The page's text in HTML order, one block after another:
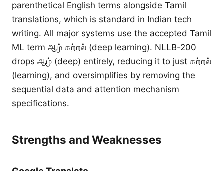
parenthetical English terms alongside Tamil
translations, which is standard in Indian tech
writing. All major systems use the accepted Tamil
ML term ஆழ் கற்றல் (deep learning). NLLB-200
drops ஆழ் (deep) entirely, reducing it to just கற்றல்
(learning), and oversimplifies by removing the
sequential data and attention mechanism
specifications.
Strengths and Weaknesses